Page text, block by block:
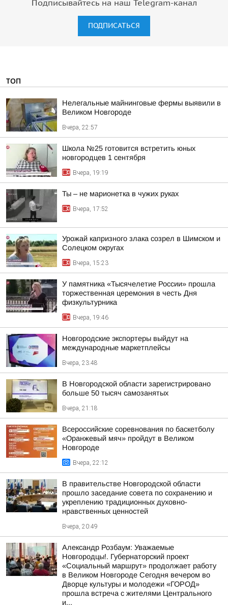
Подписывайтесь на наш Telegram-канал
ПОДПИСАТЬСЯ
ТОП
Нелегальные майнинговые фермы выявили в
Великом Новгороде
Вчера, 22:57
Школа №25 готовится встретить юных
новгородцев 1 сентября
Вчера, 19:19
Ты – не марионетка в чужих руках
Вчера, 17:52
Урожай капризного злака созрел в Шимском и
Солецком округах
Вчера, 15:23
У памятника «Тысячелетие России» прошла
торжественная церемония в честь Дня
физкультурника
Вчера, 19:46
Новгородские экспортеры выйдут на
международные маркетплейсы
Вчера, 23:48
В Новгородской области зарегистрировано
больше 50 тысяч самозанятых
Вчера, 21:18
Всероссийские соревнования по баскетболу
«Оранжевый мяч» пройдут в Великом
Новгороде
Вчера, 22:12
В правительстве Новгородской области
прошло заседание совета по сохранению и
укреплению традиционных духовно-
нравственных ценностей
Вчера, 20:49
Александр Розбаум: Уважаемые
Новгородцы!. Губернаторский проект
«Социальный маршрут» продолжает работу
в Великом Новгороде Сегодня вечером во
Дворце культуры и молодежи «ГОРОД»
прошла встреча с жителями Центрального
и...